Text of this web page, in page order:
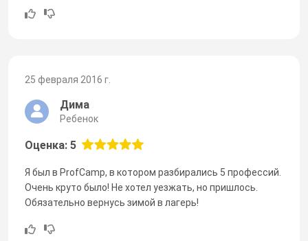
25 февраля 2016 г.
Дима
Ребенок
Оценка: 5
Я был в ProfCamp, в котором разбирались 5 профессий.
Очень круто было! Не хотел уезжать, но пришлось.
Обязательно вернусь зимой в лагерь!